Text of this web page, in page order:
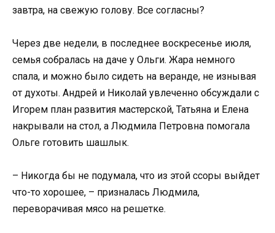
завтра, на свежую голову. Все согласны?
Через две недели, в последнее воскресенье июля,
семья собралась на даче у Ольги. Жара немного
спала, и можно было сидеть на веранде, не изнывая
от духоты. Андрей и Николай увлеченно обсуждали с
Игорем план развития мастерской, Татьяна и Елена
накрывали на стол, а Людмила Петровна помогала
Ольге готовить шашлык.
– Никогда бы не подумала, что из этой ссоры выйдет
что-то хорошее, – призналась Людмила,
переворачивая мясо на решетке.